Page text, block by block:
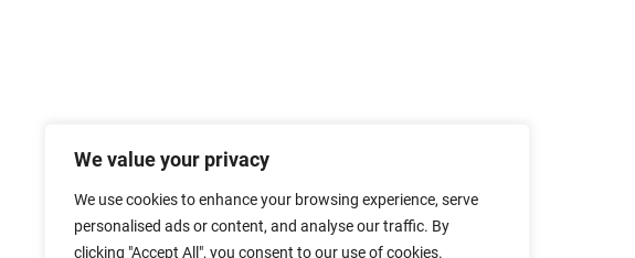
We value your privacy
We use cookies to enhance your browsing experience, serve
personalised ads or content, and analyse our traffic. By
clicking "Accept All", you consent to our use of cookies.